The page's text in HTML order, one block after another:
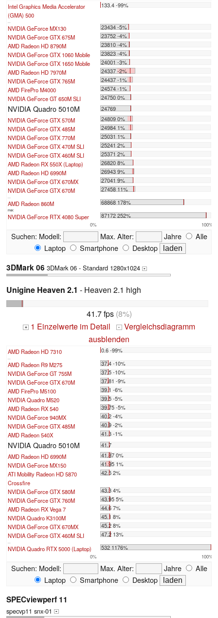
Intel Graphics Media Accelerator
(GMA) 500
133.4 -99%
...
NVIDIA GeForce MX130
23434 -5%
NVIDIA GeForce GTX 675M
23752 -4%
AMD Radeon HD 8790M
23810 -4%
NVIDIA GeForce GTX 1060 Mobile
23823 -4%
NVIDIA GeForce GTX 1650 Mobile
24001 -3%
AMD Radeon HD 7970M
24337 -2%
NVIDIA GeForce GTX 765M
24437 -1%
AMD FirePro M4000
24574 -1%
NVIDIA GeForce GT 650M SLI
24750 0%
NVIDIA Quadro 5010M
24769
NVIDIA GeForce GTX 570M
24809 0%
NVIDIA GeForce GTX 485M
24984 1%
NVIDIA GeForce GTX 770M
25031 1%
NVIDIA GeForce GTX 470M SLI
25241 2%
NVIDIA GeForce GTX 460M SLI
25371 2%
AMD Radeon RX 550X (Laptop)
26820 8%
AMD Radeon HD 6990M
26943 9%
NVIDIA GeForce GTX 670MX
27041 9%
NVIDIA GeForce GTX 670M
27458 11%
...
AMD Radeon 860M 68868 178%
max:
NVIDIA GeForce RTX 4080 Super 87172 252%
0% 100%
Suchen: Modell: Max. Alter: Jahre
Alle
Laptop
Smartphone Desktop
3DMark 06 3DMark 06 - Standard 1280x1024 +
Unigine Heaven 2.1 - Heaven 2.1 high
41.7 fps(8%)
+ 1 Einzelwerte im Detail - Vergleichsdiagramm
ausblenden
AMD Radeon HD 7310 0.6 -99%
AMD Radeon R9 M275
37.4 -10%
NVIDIA GeForce GT 755M
37.5 -10%
NVIDIA GeForce GTX 670M
37.81 -9%
AMD FirePro M5100
39.1 -6%
NVIDIA Quadro M520
39.5 -5%
AMD Radeon RX 540
39.75 -5%
NVIDIA GeForce 940MX
40.2 -4%
NVIDIA GeForce GTX 485M
40.9 -2%
AMD Radeon 540X
41.3 -1%
NVIDIA Quadro 5010M
41.7
AMD Radeon HD 6990M
41.87 0%
NVIDIA GeForce MX150
41.95 1%
ATI Mobility Radeon HD 5870
Crossfire
42.5 2%
NVIDIA GeForce GTX 580M
43.3 4%
NVIDIA GeForce GTX 760M
43.95 5%
AMD Radeon RX Vega 7
44.6 7%
NVIDIA Quadro K3100M
45.1 8%
NVIDIA GeForce GTX 670MX
45.2 8%
NVIDIA GeForce GTX 460M SLI
47.2 13%
NVIDIA Quadro RTX 5000 (Laptop) 532 1176%
0% 100%
Suchen: Modell: Max. Alter: Jahre
Alle
Laptop
Smartphone Desktop
SPECviewperf 11
specvp11 snx-01 +